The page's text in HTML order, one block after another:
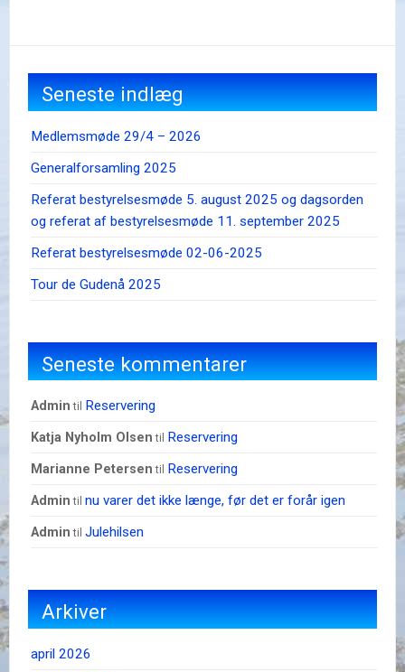
Seneste indlæg
Medlemsmøde 29/4 – 2026
Generalforsamling 2025
Referat bestyrelsesmøde 5. august 2025 og dagsorden
og referat af bestyrelsesmøde 11. september 2025
Referat bestyrelsesmøde 02-06-2025
Tour de Gudenå 2025
Seneste kommentarer
admin til Reservering
Katja Nyholm Olsen til Reservering
Marianne Petersen til Reservering
admin til nu varer det ikke længe, før det er forår igen
admin til Julehilsen
Arkiver
april 2026